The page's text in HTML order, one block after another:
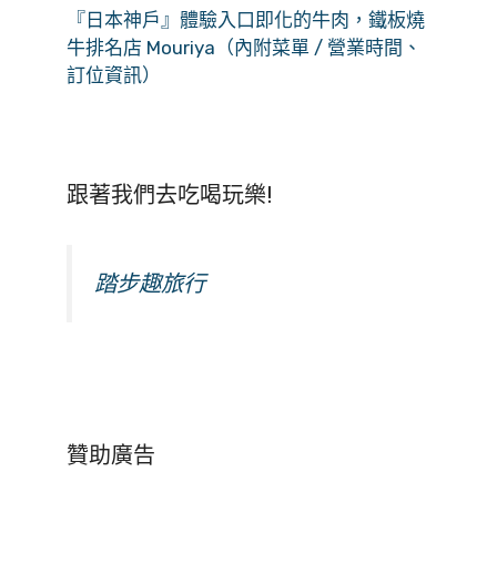
『日本神戶』體驗入口即化的牛肉，鐵板燒
牛排名店 Mouriya（內附菜單 / 營業時間、
訂位資訊）
跟著我們去吃喝玩樂!
踏步趣旅行
贊助廣告